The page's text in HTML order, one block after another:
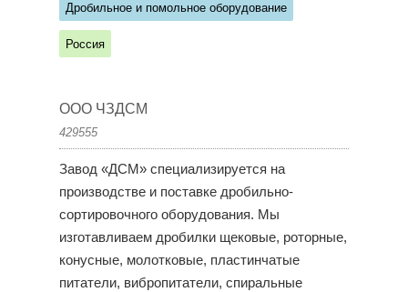
Дробильное и помольное оборудование
Россия
ООО ЧЗДСМ
429555
Завод «ДСМ» специализируется на
производстве и поставке дробильно-
сортировочного оборудования. Мы
изготавливаем дробилки щековые, роторные,
конусные, молотковые, пластинчатые
питатели, вибропитатели, спиральные